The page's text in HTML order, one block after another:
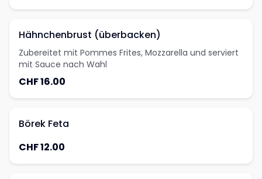
Hähnchenbrust (überbacken)
Zubereitet mit Pommes Frites, Mozzarella und serviert
mit Sauce nach Wahl
CHF 16.00
Börek Feta
CHF 12.00